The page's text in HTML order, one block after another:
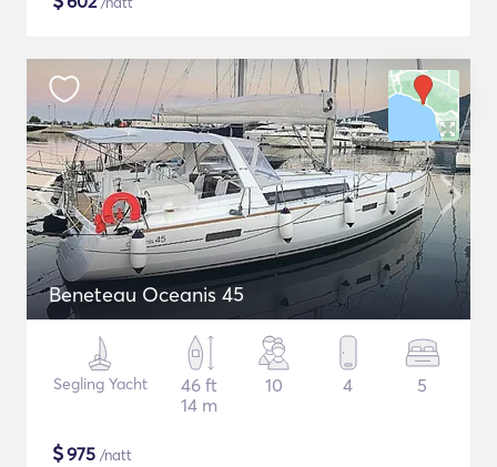
Beneteau Oceanis 45
Segling Yacht
46 ft
14 m
10 4 5
$975 /natt